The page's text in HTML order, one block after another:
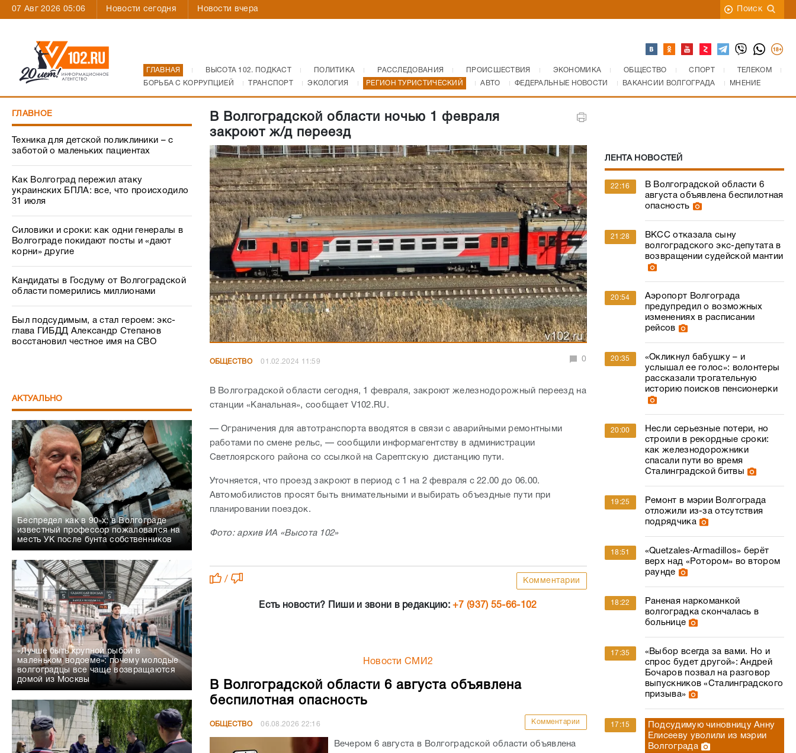
07 Авг 2026 05:06 Новости сегодня Новости вчера Поиск
ГЛАВНАЯ ВЫСОТА 102. ПОДКАСТ ПОЛИТИКА РАССЛЕДОВАНИЯ ПРОИСШЕСТВИЯ ЭКОНОМИКА ОБЩЕСТВО СПОРТ
ТЕЛЕКОМ
БОРЬБА С КОРРУПЦИЕЙ
ТРАНСПОРТ ЭКОЛОГИЯ РЕГИОН ТУРИСТИЧЕСКИЙ АВТО ФЕДЕРАЛЬНЫЕ НОВОСТИ ВАКАНСИИ ВОЛГОГРАДА МНЕНИЕ
ГЛАВНОЕ
Техника для детской поликлиники – с
заботой о маленьких пациентах
Как Волгоград пережил атаку
украинских БПЛА: все, что происходило
31 июля
Силовики и сроки: как одни генералы в
Волгограде покидают посты и «дают
корни» другие
Кандидаты в Госдуму от Волгоградской
области померились миллионами
Был подсудимым, а стал героем: экс-
глава ГИБДД Александр Степанов
восстановил честное имя на СВО
АКТУАЛЬНО
Беспредел как в 90-х: в Волгограде
известный профессор пожаловался на
месть УК после бунта собственников
«Лучше быть крупной рыбой в
маленьком водоеме»: почему молодые
волгоградцы все чаще возвращаются
домой из Москвы
В Волгоградской области ночью 1 февраля
закроют ж/д переезд
ОБЩЕСТВО 01.02.2024 11:59 0
В Волгоградской области сегодня, 1 февраля, закроют железнодорожный переезд на
станции «Канальная», сообщает V102.RU.
— Ограничения для автотранспорта вводятся в связи с аварийными ремонтными
работами по смене рельс, — сообщили информагентству в администрации
Светлоярского района со ссылкой на Сарептскую дистанцию пути.
Уточняется, что проезд закроют в период с 1 на 2 февраля с 22.00 до 06.00.
Автомобилистов просят быть внимательными и выбирать объездные пути при
планировании поездок.
Фото: архив ИА «Высота 102»
/ Комментарии
Есть новости? Пиши и звони в редакцию:+7 (937) 55-66-102
Новости СМИ2
В Волгоградской области 6 августа объявлена
беспилотная опасность
ОБЩЕСТВО 06.08.2026 22:16 Комментарии
Вечером 6 августа в Волгоградской области объявлена
ЛЕНТА НОВОСТЕЙ
22:16
В Волгоградской области 6
августа объявлена беспилотная
опасность
21:28
ВКСС отказала сыну
волгоградского экс-депутата в
возвращении судейской мантии
20:54
Аэропорт Волгограда
предупредил о возможных
изменениях в расписании
рейсов
20:35
«Окликнул бабушку – и
услышал ее голос»: волонтеры
рассказали трогательную
историю поисков пенсионерки
20:00
Несли серьезные потери, но
строили в рекордные сроки:
как железнодорожники
спасали пути во время
Сталинградской битвы
19:25
Ремонт в мэрии Волгограда
отложили из-за отсутствия
подрядчика
18:51
«Quetzales‑Armadillos» берёт
верх над «Ротором» во втором
раунде
18:22
Раненая наркоманкой
волгоградка скончалась в
больнице
17:35
«Выбор всегда за вами. Но и
спрос будет другой»: Андрей
Бочаров позвал на разговор
выпускников «Сталинградского
призыва»
17:15
Подсудимую чиновницу Анну
Елисееву уволили из мэрии
Волгограда